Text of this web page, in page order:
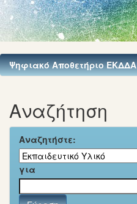
Ψηφιακό Αποθετήριο ΕΚΔΔΑ
Αναζήτηση
Αναζητήστε:
για